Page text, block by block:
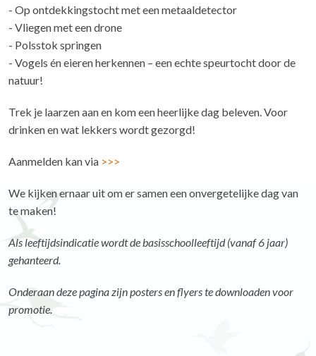
- Op ontdekkingstocht met een metaaldetector
- Vliegen met een drone
- Polsstok springen
- Vogels én eieren herkennen – een echte speurtocht door de
natuur!
Trek je laarzen aan en kom een heerlijke dag beleven. Voor
drinken en wat lekkers wordt gezorgd!
Aanmelden kan via >>>
We kijken ernaar uit om er samen een onvergetelijke dag van
te maken!
Als leeftijdsindicatie wordt de basisschoolleeftijd (vanaf 6 jaar)
gehanteerd.
Onderaan deze pagina zijn posters en flyers te downloaden voor
promotie.